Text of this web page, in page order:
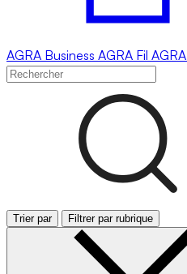
AGRA Business AGRA Fil AGRA
Trier par Filtrer par rubrique